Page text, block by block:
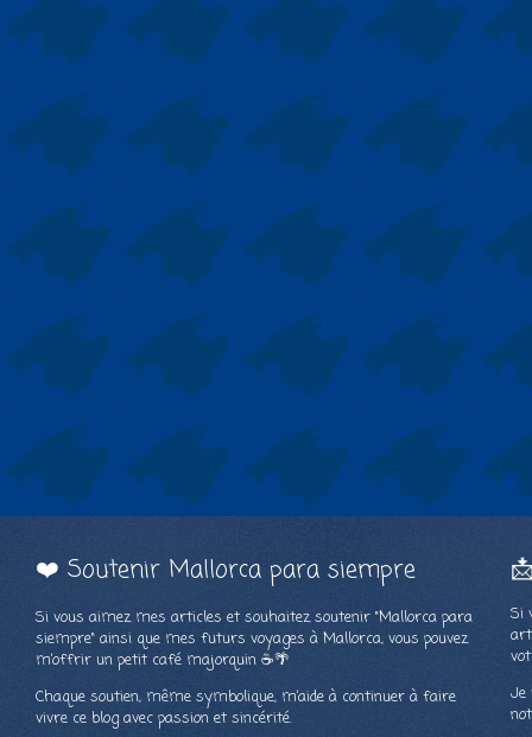
❤️ Soutenir Mallorca para siempre
Si vous aimez mes articles et souhaitez soutenir "Mallorca para
siempre" ainsi que mes futurs voyages à Mallorca, vous pouvez
m’offrir un petit café majorquin ☕🌴
Chaque soutien, même symbolique, m’aide à continuer à faire
vivre ce blog avec passion et sincérité.
Si
Je